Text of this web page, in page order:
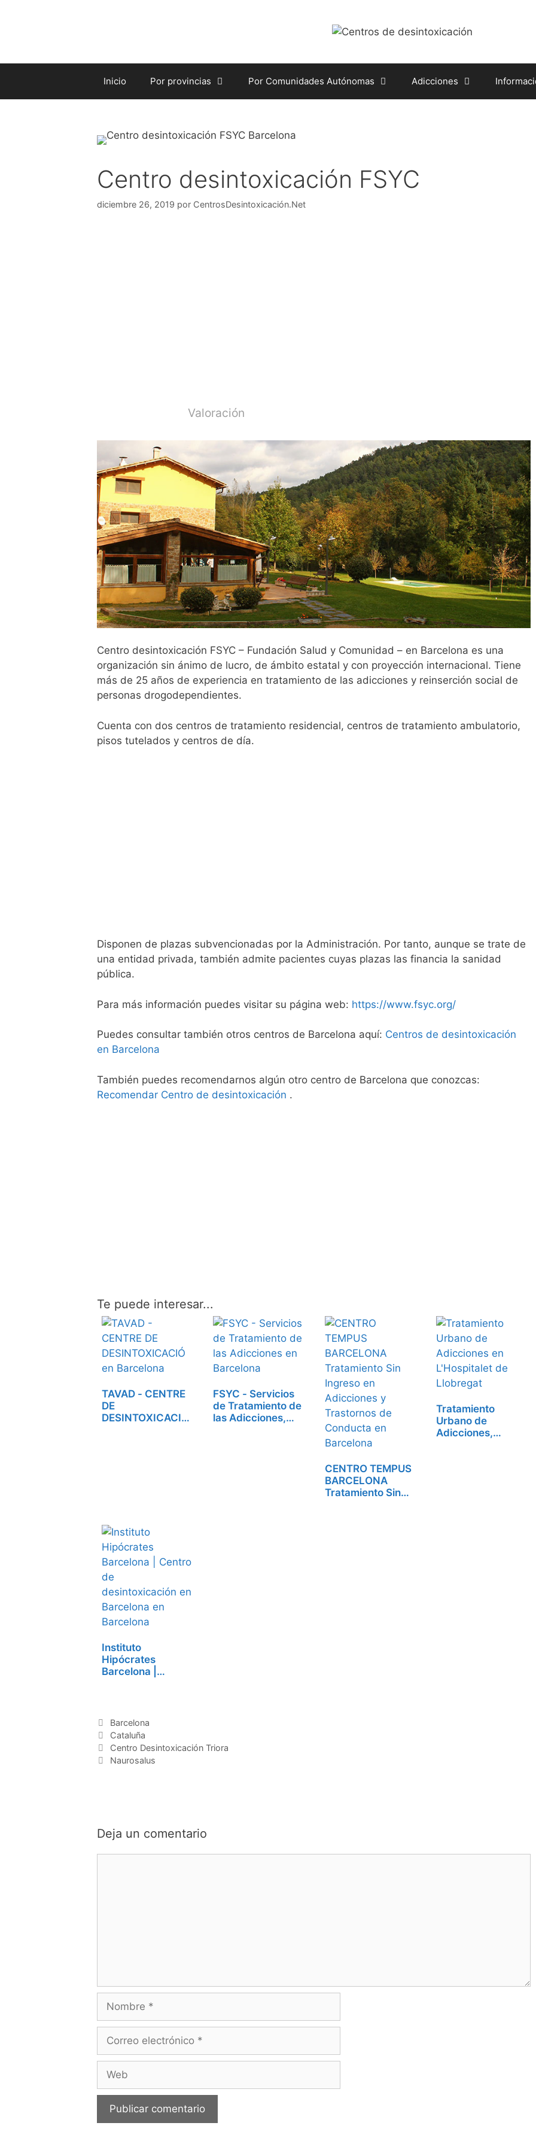
Inicio Por provincias Por Comunidades Autónomas Adicciones
Centro desintoxicación FSYC
diciembre 26, 2019 por CentrosDesintoxicación.Net
Valoración
Centro desintoxicación FSYC – Fundación Salud y Comunidad – en Barcelona es una
organización sin ánimo de lucro, de ámbito estatal y con proyección internacional. Tiene
más de 25 años de experiencia en tratamiento de las adicciones y reinserción social de
personas drogodependientes.
Cuenta con dos centros de tratamiento residencial, centros de tratamiento ambulatorio,
pisos tutelados y centros de día.
Disponen de plazas subvencionadas por la Administración. Por tanto, aunque se trate de
una entidad privada, también admite pacientes cuyas plazas las financia la sanidad
pública.
Para más información puedes visitar su página web: https://www.fsyc.org/
Puedes consultar también otros centros de Barcelona aquí: Centros de desintoxicación
en Barcelona
También puedes recomendarnos algún otro centro de Barcelona que conozcas:
Recomendar Centro de desintoxicación .
Te puede interesar...
TAVAD - CENTRE
DE
DESINTOXICACIÓ,
FSYC - Servicios
de Tratamiento de
las Adicciones,…
CENTRO TEMPUS
BARCELONA
Tratamiento Sin
Tratamiento
Urbano de
Adicciones,
Instituto
Hipócrates
Barcelona |
Categorías
Barcelona
Etiquetas
Cataluña
Centro Desintoxicación Triora
Naurosalus
Deja un comentario
Nombre
Correo
Web